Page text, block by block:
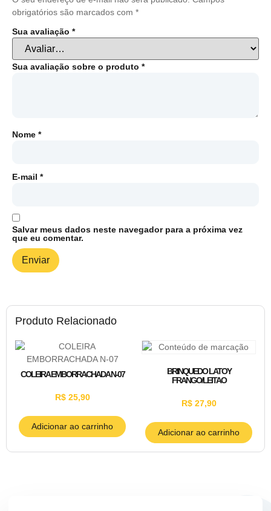
Produto Relacionado
COLEIRA EMBORRACHADA N-07
R$25,90
Adicionar ao carrinho
BRINQUEDO LATOY
FRANGO/LEITAO
R$27,90
Adicionar ao carrinho
obrigatórios são marcados com *
Sua avaliação *
Sua avaliação sobre o produto *
Nome *
E-mail *
Salvar meus dados neste navegador para a próxima vez
que eu comentar.